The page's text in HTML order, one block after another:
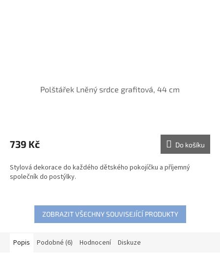
Polštářek Lněný srdce grafitová, 44 cm
739 Kč Do košíku
Stylová dekorace do každého dětského pokojíčku a příjemný
společník do postýlky.
ZOBRAZIT VŠECHNY SOUVISEJÍCÍ PRODUKTY
Popis Podobné (6) Hodnocení Diskuze